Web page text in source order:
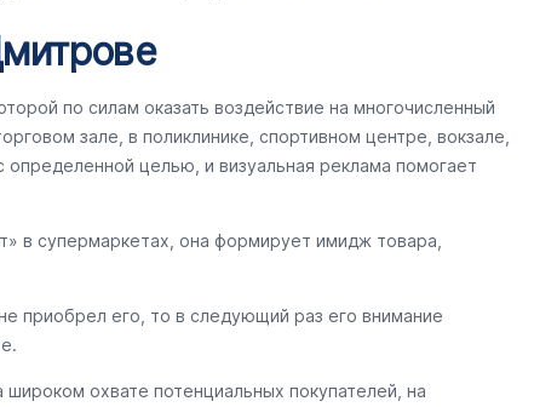
по силам оказать воздействие на многочисленный
зале, в поликлинике, спортивном центре, вокзале,
целью, и визуальная реклама помогает
в супермаркетах, она формирует имидж товара,
приобрел его, то в следующий раз его внимание
охвате потенциальных покупателей, на